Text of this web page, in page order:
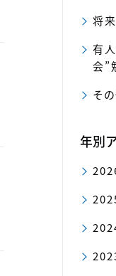
将
有
会”
そ
年別